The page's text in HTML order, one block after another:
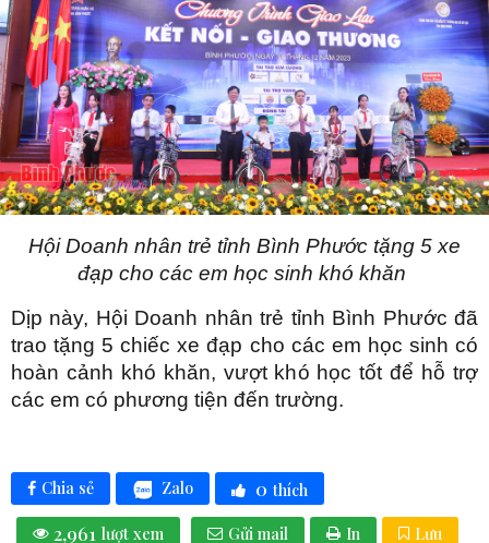
Hội Doanh nhân trẻ tỉnh Bình Phước tặng 5 xe
đạp cho các em học sinh khó khăn
Dịp này, Hội Doanh nhân trẻ tỉnh Bình Phước đã
trao tặng 5 chiếc xe đạp cho các em học sinh có
hoàn cảnh khó khăn, vượt khó học tốt để hỗ trợ
các em có phương tiện đến trường.
Chia sẻ Zalo 0 thích
2,961 lượt xem Gửi mail In Lưu